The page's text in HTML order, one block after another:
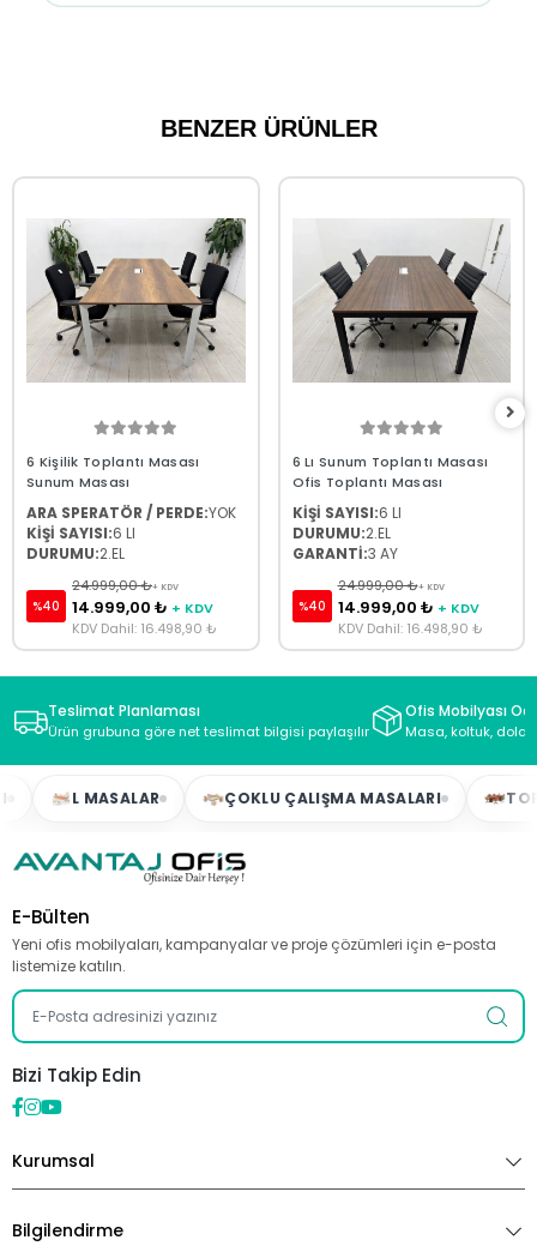
BENZER ÜRÜNLER
6 Kişilik Toplantı Masası
Sunum Masası
ARA SPERATÖR / PERDE:YOK
KİŞİ SAYISI:6 LI
DURUMU:2.EL
%40
24.999,00 ₺+ KDV
14.999,00 ₺ + KDV
KDV Dahil: 16.498,90 ₺
6 Lı Sunum Toplantı Masası
Ofis Toplantı Masası
KİŞİ SAYISI:6 LI
DURUMU:2.EL
GARANTİ:3 AY
%40
24.999,00 ₺+ KDV
14.999,00 ₺ + KDV
KDV Dahil: 16.498,90 ₺
Teslimat Planlaması
Ürün grubuna göre net teslimat bilgisi paylaşılır
Ofis Mobilyası
Masa, koltuk,
L MASALAR ÇOKLU ÇALIŞMA MASALARI
E-Bülten
Yeni ofis mobilyaları, kampanyalar ve proje çözümleri için e-posta
listemize katılın.
Bizi Takip Edin
Kurumsal
Bilgilendirme